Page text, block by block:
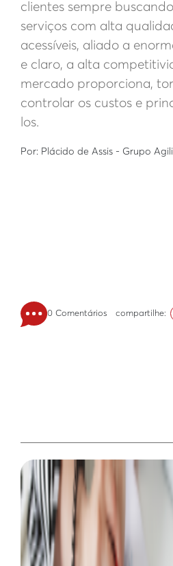
clientes sempre
serviços com alta
acessíveis, aliado a
e claro, a alta
mercado proporciona,
controlar os custos e
los.
Por: Plácido de Assis - Grupo
0 Comentários compartilhe: